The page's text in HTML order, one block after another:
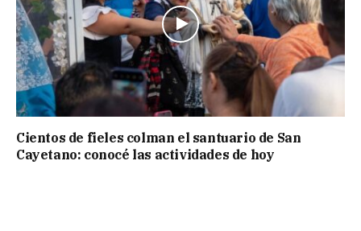
Cientos de fieles colman el santuario de San
Cayetano: conocé las actividades de hoy